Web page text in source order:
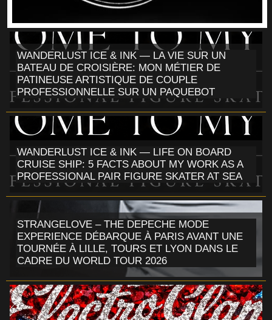
WANDERLUST ICE & INK — LA VIE SUR UN
BATEAU DE CROISIÈRE: MON MÉTIER DE
PATINEUSE ARTISTIQUE DE COUPLE
PROFESSIONNELLE SUR UN PAQUEBOT
WANDERLUST ICE & INK — LIFE ON BOARD
CRUISE SHIP: 5 FACTS ABOUT MY WORK AS A
PROFESSIONAL PAIR FIGURE SKATER AT SEA
STRANGELOVE – THE DEPECHE MODE
EXPERIENCE DÉBARQUE À PARIS AVANT UNE
TOURNÉE À LILLE, TOURS ET LYON DANS LE
CADRE DU WORLD TOUR 2026